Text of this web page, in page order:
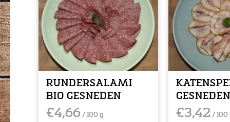
RUNDERSALAMI
BIO GESNEDEN
€4,66 / 100 g
GESNEDEN
€3,42 / 100